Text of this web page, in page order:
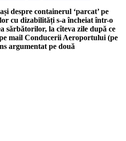
despre containerul ‘parcat’ pe
cu dizabilități s-a încheiat într-o
sărbătorilor, la cîteva zile după ce
mail Conducerii Aeroportului (pe
argumentat pe două